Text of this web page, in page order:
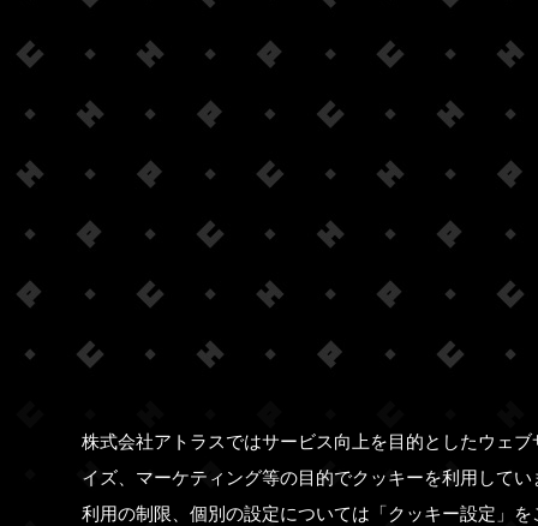
株式会社アトラスではサービス向上を目的としたウェ
イズ、マーケティング等の目的でクッキーを利用して
利用の制限、個別の設定については「クッキー設定」